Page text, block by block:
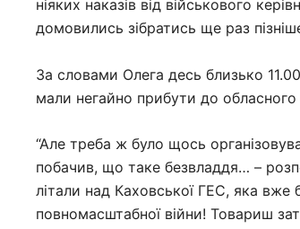
ніяких наказів від військового
домовились зібратись ще раз
За словами Олега десь близько
мали негайно прибути до обласного
“Але треба ж було щось
побачив, що таке безвладдя… –
літали над Каховської ГЕС, яка вже
повномасштабної війни! Товариш